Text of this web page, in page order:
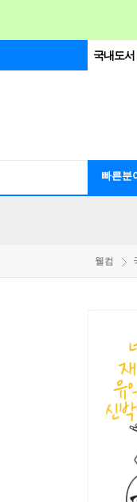
국내도서
빠른분
웰컴